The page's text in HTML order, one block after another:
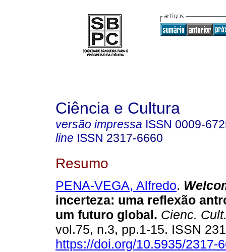
Ciência e Cultura
versão impressa ISSN 0009-
line ISSN 2317-6660
Resumo
PENA-VEGA, Alfredo.
incerteza: uma reflexão
um futuro global. Cienc.
vol.75, n.3, pp.1-15. ISSN
https://doi.org/10.5935/2317-